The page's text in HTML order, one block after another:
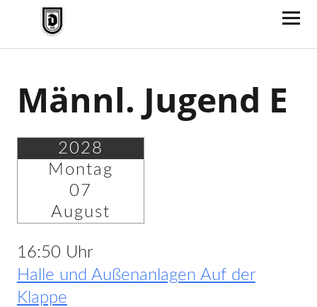
TV Jahn Duderstadt
Männl. Jugend E
2028
Montag
07
August
16:50 Uhr
Halle und Außenanlagen Auf der
Klappe